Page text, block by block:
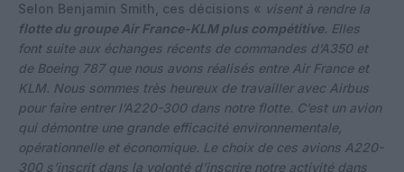
Selon Benjamin Smith, ces décisions « visent à rendre la
flotte du groupe Air France-KLM plus compétitive. Elles
font suite aux échanges récents de commandes d’A350 et
de Boeing 787 que nous avons réalisés entre Air France et
KLM. Nous sommes très heureux de travailler avec Airbus
pour faire entrer l’A220-300 dans notre flotte. C’est un avion
qui démontre une grande efficacité environnementale,
opérationnelle et économique. Le choix de ces avions A220-
300 s’inscrit dans la volonté d’inscrire notre activité dans